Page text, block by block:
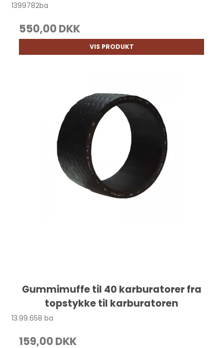
1399782ba
550,00 DKK
VIS PRODUKT
Gummimuffe til 40 karburatorer fra
topstykke til karburatoren
13.99.658 ba
159,00 DKK